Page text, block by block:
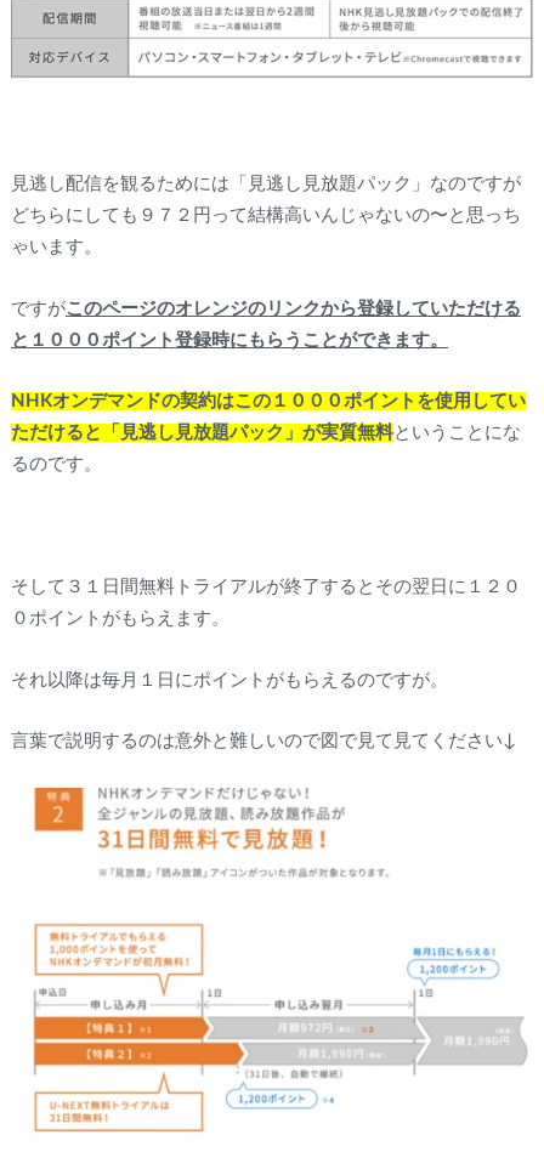
見逃し配信を観るためには「見逃し見放題パック」なのですが
どちらにしても９７２円って結構高いんじゃないの〜と思っち
ゃいます。
ですがこのページのオレンジのリンクから登録していただける
と１０００ポイント登録時にもらうことができます。
NHKオンデマンドの契約はこの１０００ポイントを使用してい
ただけると「見逃し見放題パック」が実質無料ということにな
るのです。
そして３１日間無料トライアルが終了するとその翌日に１２０
０ポイントがもらえます。
それ以降は毎月１日にポイントがもらえるのですが。
言葉で説明するのは意外と難しいので図で見て見てください↓